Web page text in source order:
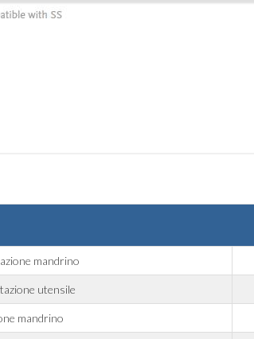
CAP
mandrino
utensile
mandrino